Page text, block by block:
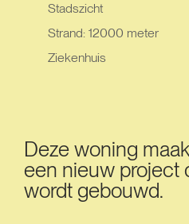
Stadszicht
Strand: 12000 meter
Ziekenhuis
Deze woning
een nieuw project
wordt gebouwd.